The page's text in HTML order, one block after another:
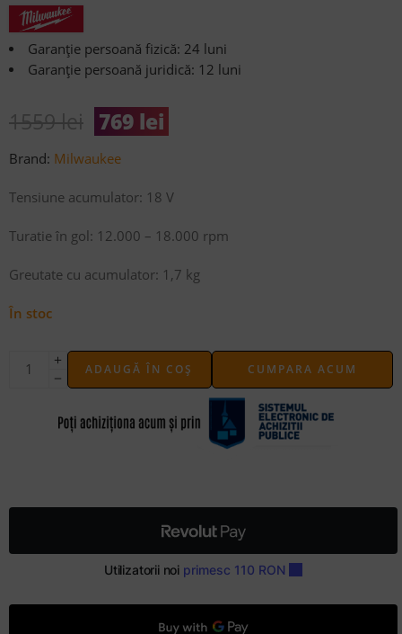
Evaluat la
5.00din 5
pe baza
unei
evaluări
Garanție persoană fizică: 24 luni
Garanție persoană juridică: 12 luni
1559lei 769 lei
Brand: Milwaukee
Tensiune acumulator: 18 V
Turatie în gol: 12.000 – 18.000 rpm
Greutate cu acumulator: 1,7 kg
În stoc
ADAUGĂ ÎN COȘ CUMPARA ACUM